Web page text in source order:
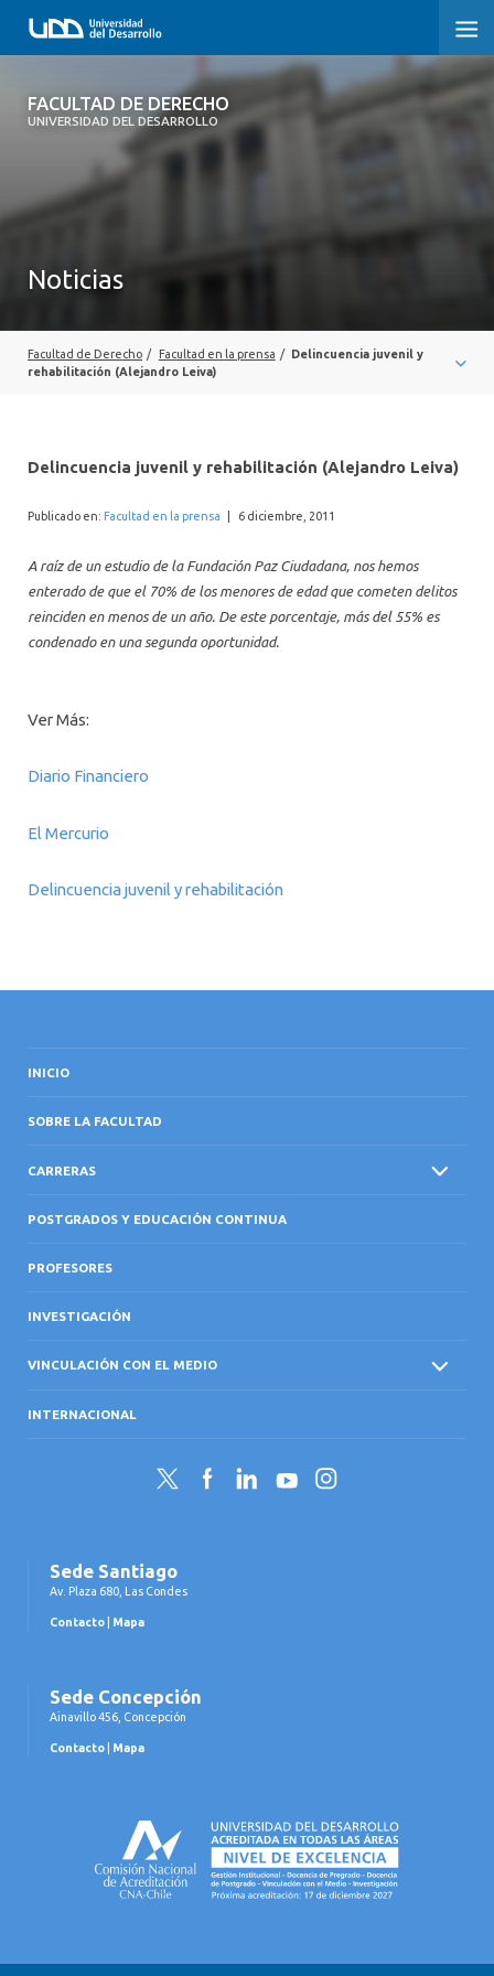
FACULTAD DE DERECHO
UNIVERSIDAD DEL DESARROLLO
FACULTAD DE DERECHO
SOBRE LA FACULTAD
PROFESORES
Noticias
Facultad de Derecho / Facultad en la prensa / Delincuencia juvenil y
rehabilitación (Alejandro Leiva)
Delincuencia juvenil y rehabilitación (Alejandro Leiva)
Publicado en: Facultad en la prensa 6 diciembre, 2011
A raíz de un estudio de la Fundación Paz Ciudadana, nos hemos
enterado de que el 70% de los menores de edad que cometen delitos
reinciden en menos de un año. De este porcentaje, más del 55% es
condenado en una segunda oportunidad.
Ver Más:
Diario Financiero
El Mercurio
Delincuencia juvenil y rehabilitación
INICIO
SOBRE LA FACULTAD
CARRERAS
POSTGRADOS Y EDUCACIÓN CONTINUA
PROFESORES
INVESTIGACIÓN
VINCULACIÓN CON EL MEDIO
INTERNACIONAL
Twitter FacebookLinkedInYouTubeInstagram
Sede Santiago
Av. Plaza 680, Las Condes
Contacto Mapa
Sede Concepción
Ainavillo 456, Concepción
Contacto Mapa